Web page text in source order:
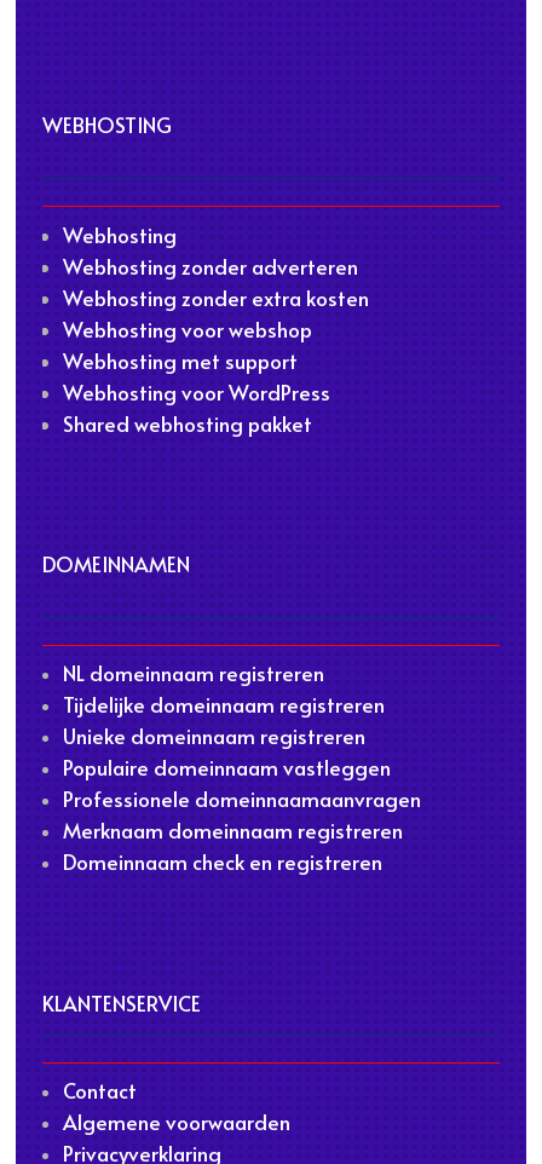
WEBHOSTING
Webhosting
Webhosting zonder adverteren
Webhosting zonder extra kosten
Webhosting voor webshop
Webhosting met support
Webhosting voor WordPress
Shared webhosting pakket
DOMEINNAMEN
NL domeinnaam registreren
Tijdelijke domeinnaam registreren
Unieke domeinnaam registreren
Populaire domeinnaam vastleggen
Professionele domeinnaamaanvragen
Merknaam domeinnaam registreren
Domeinnaam check en registreren
KLANTENSERVICE
Contact
Algemene voorwaarden
Privacyverklaring